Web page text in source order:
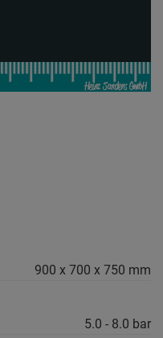
900 x 700 x 750 mm
5.0 - 8.0 bar